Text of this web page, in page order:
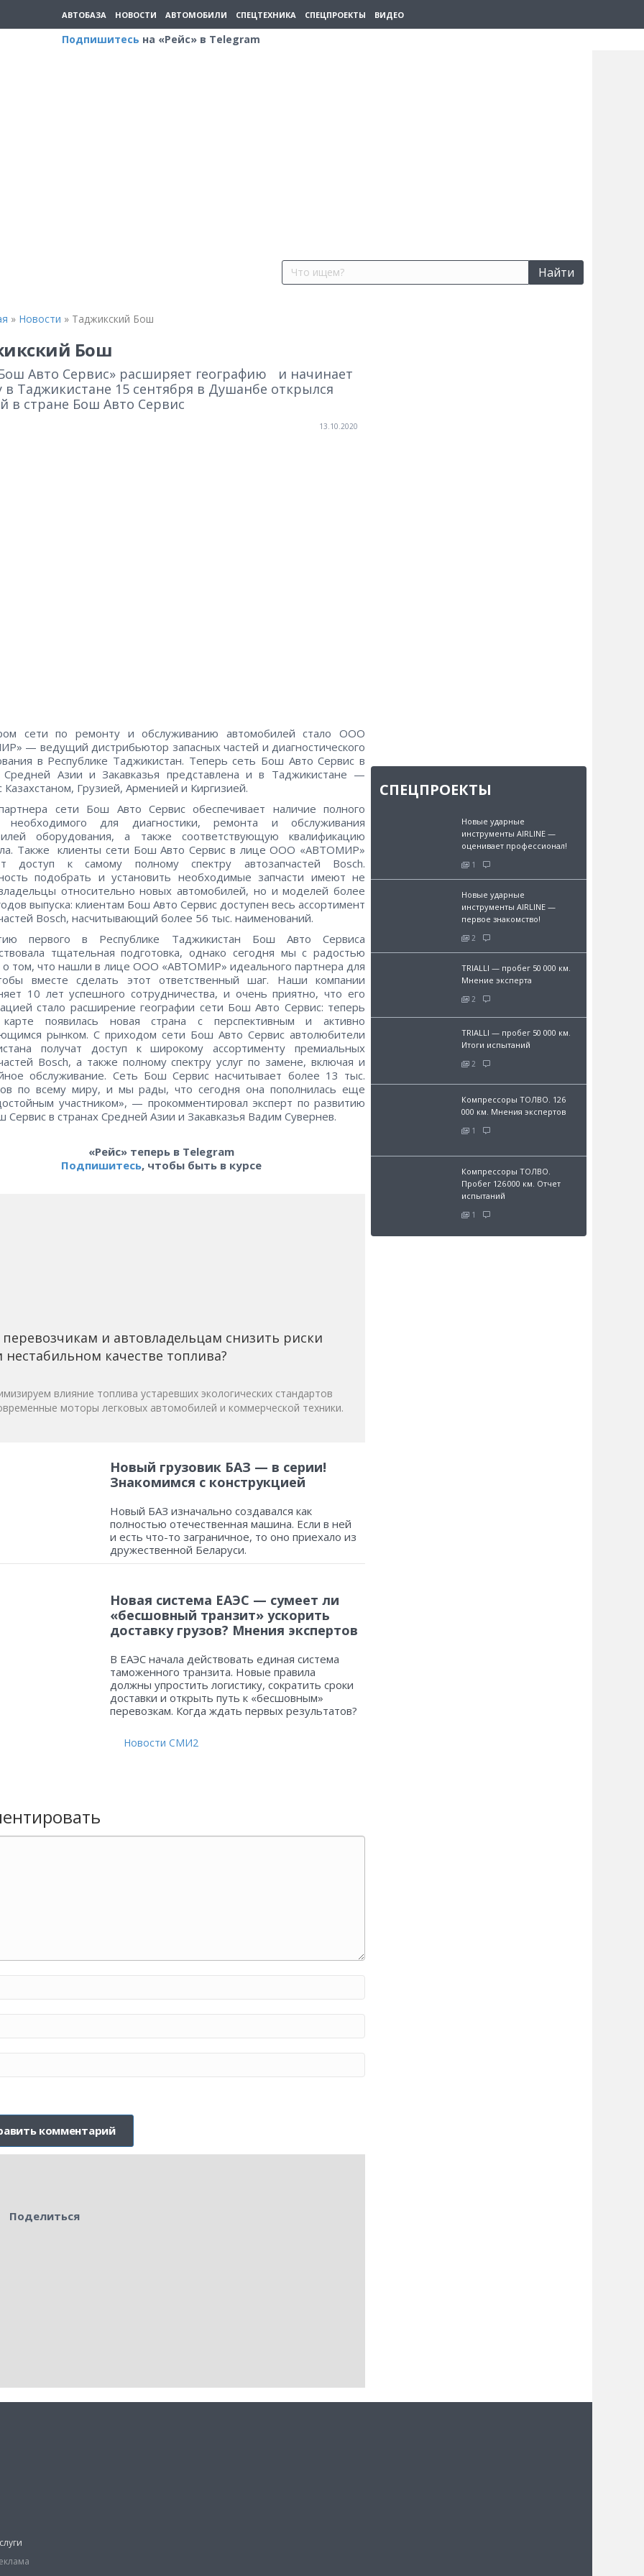
АВТОБАЗА НОВОСТИ АВТОМОБИЛИ СПЕЦТЕХНИКА СПЕЦПРОЕКТЫ ВИДЕО
Подпишитесь на «Рейс» в Telegram
Найти
» Новости » Таджикский Бош
Бош
Авто Сервис» расширяет географию и начинает
в Таджикистане 15 сентября в Душанбе открылся
в стране Бош Авто Сервис
13.10.2020
сети по ремонту и обслуживанию автомобилей стало ООО
— ведущий дистрибьютор запасных частей и диагностического
в Республике Таджикистан. Теперь сеть Бош Авто Сервис в
Средней Азии и Закавказья представлена и в Таджикистане —
Казахстаном, Грузией, Арменией и Киргизией.
сети Бош Авто Сервис обеспечивает наличие полного
необходимого для диагностики, ремонта и обслуживания
оборудования, а также соответствующую квалификацию
Также клиенты сети Бош Авто Сервис в лице ООО «АВТОМИР»
доступ к самому полному спектру автозапчастей Bosch.
подобрать и установить необходимые запчасти имеют не
относительно новых автомобилей, но и моделей более
выпуска: клиентам Бош Авто Сервис доступен весь ассортимент
Bosch, насчитывающий более 56 тыс. наименований.
первого в Республике Таджикистан Бош Авто Сервиса
тщательная подготовка, однако сегодня мы с радостью
о том, что нашли в лице ООО «АВТОМИР» идеального партнера для
вместе сделать этот ответственный шаг. Наши компании
10 лет успешного сотрудничества, и очень приятно, что его
стало расширение географии сети Бош Авто Сервис: теперь
появилась новая страна с перспективным и активно
рынком. С приходом сети Бош Авто Сервис автолюбители
получат доступ к широкому ассортименту премиальных
Bosch, а также полному спектру услуг по замене, включая и
обслуживание. Сеть Бош Сервис насчитывает более 13 тыс.
по всему миру, и мы рады, что сегодня она пополнилась еще
участником», — прокомментировал эксперт по развитию
Сервис в странах Средней Азии и Закавказья Вадим Сувернев.
«Рейс» теперь в Telegram
Подпишитесь, чтобы быть в курсе
перевозчикам и автовладельцам снизить риски
нестабильном качестве топлива?
влияние топлива устаревших экологических стандартов
моторы легковых автомобилей и коммерческой техники.
Новый грузовик БАЗ — в серии!
Знакомимся с конструкцией
Новый БАЗ изначально создавался как
полностью отечественная машина. Если в ней
и есть что-то заграничное, то оно приехало из
дружественной Беларуси.
Новая система ЕАЭС — сумеет ли
«бесшовный транзит» ускорить
доставку грузов? Мнения экспертов
В ЕАЭС начала действовать единая система
таможенного транзита. Новые правила
должны упростить логистику, сократить сроки
доставки и открыть путь к «бесшовным»
перевозкам. Когда ждать первых результатов?
Новости СМИ2
Поделиться
СПЕЦПРОЕКТЫ
Новые ударные
инструменты AIRLINE —
оценивает профессионал!
1
Новые ударные
инструменты AIRLINE —
первое знакомство!
2
TRIALLI — пробег 50 000 км.
Мнение эксперта
2
TRIALLI — пробег 50 000 км.
Итоги испытаний
2
Компрессоры ТОЛВО. 126
000 км. Мнения экспертов
1
Компрессоры ТОЛВО.
Пробег 126 000 км. Отчет
испытаний
1